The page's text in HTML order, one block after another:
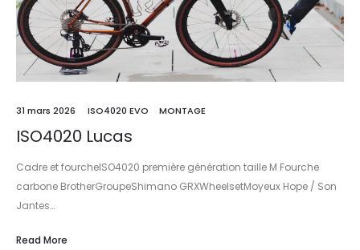
31 mars 2026 ISO4020 EVO MONTAGE
ISO4020 Lucas
Cadre et fourcheISO4020 première génération taille M Fourche
carbone BrotherGroupeShimano GRXWheelsetMoyeux Hope / Son
Jantes…
Read More